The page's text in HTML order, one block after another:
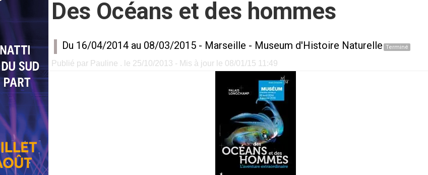
Des Océans et des hommes
Du 16/04/2014 au 08/03/2015 - Marseille - Museum d'Histoire Naturelle Terminé
Publié par Pauline . le 25/10/2013 - Mis à jour le 08/01/15 11:49